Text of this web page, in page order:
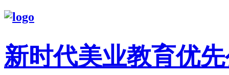
新时代美业教育优